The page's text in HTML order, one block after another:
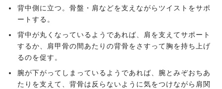
背中側に立つ。骨盤・肩などを支えながらツイストをサポ
ートする。
背中が丸くなっているようであれば、肩を支えてサポート
するか、肩甲骨の間あたりの背骨をさすって胸を持ち上げ
るのを促す。
腕が下がってしまっているようであれば、腕とみぞおちあ
たりを支えて、背骨は反らないように気をつけながら肩関